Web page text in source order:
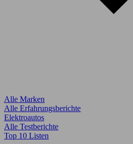
Alle Marken
Alle Erfahrungsberichte
Elektroautos
Alle Testberichte
Top 10 Listen